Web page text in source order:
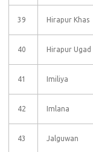
39 Hirapur Khas
40 Hirapur Ugad
41 Imiliya
42 Imlana
43 Jalguwan